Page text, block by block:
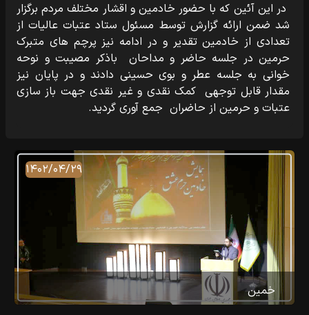
در این آئین که با حضور خادمین و اقشار مختلف مردم برگزار
شد ضمن ارائه گزارش توسط مسئول ستاد عتبات عالیات از
تعدادی از خادمین تقدیر و در ادامه نیز پرچم های متبرک
حرمین در جلسه حاضر و مداحان باذکر مصیبت و نوحه
خوانی به جلسه عطر و بوی حسینی دادند و در پایان نیز
مقدار قابل توجهی کمک نقدی و غیر نقدی جهت باز سازی
عتبات و حرمین از حاضران جمع آوری گردید.
۱۴۰۲/۰۴/۲۹
خمین